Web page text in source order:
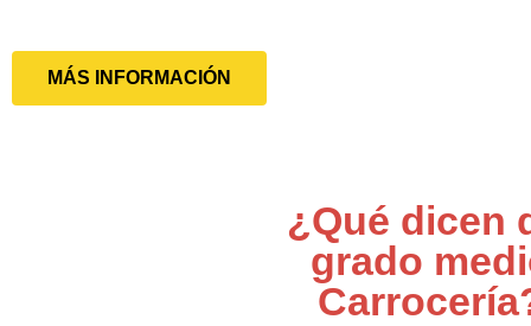
MÁS INFORMACIÓN
¿Qué dicen
grado